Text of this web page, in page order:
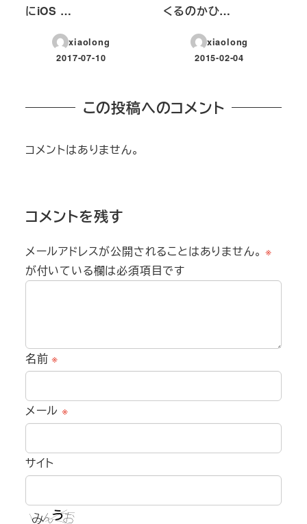
にiOS …
xiaolong
投稿日
2017-07-10
くるのかひ…
xiaolong
投稿日
2015-02-04
この投稿へのコメント
コメントはありません。
コメントを残す
メールアドレスが公開されることはありません。 ※
が付いている欄は必須項目です
名前※
メール ※
サイト